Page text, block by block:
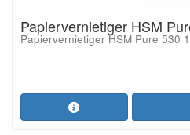
Papiervernietiger HSM
Papiervernietiger HSM Pure 530